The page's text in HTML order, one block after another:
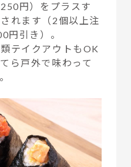
円）をプラスす
れます（2個以上注
円引き）。
テイクアウトもOK
ら戸外で味わって